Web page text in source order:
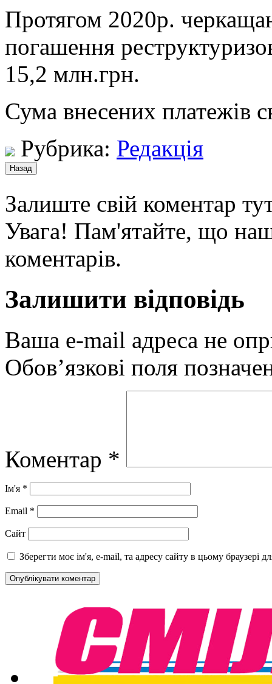
Протягом 2020р.
погашення
15,2 млн.грн.
Сума внесених платежів
Рубрика: Редакція
Залиште свій коментар
Увага! Пам'ятайте, що
коментарів.
Залишити відповідь
Ваша e-mail адреса не
Обов’язкові поля
Коментар *
Ім'я *
Email *
Сайт
Зберегти моє ім'я, e-mail, та адресу сайту в цьому браузері